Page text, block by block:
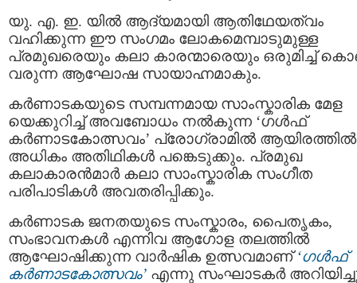
യു. എ. ഇ. യിൽ ആദ്യമായി ആതിഥേയത്വം
വഹിക്കുന്ന ഈ സംഗമം ലോകമെമ്പാടുമുള്ള
പ്രമുഖരെയും കലാ കാരന്മാരെയും ഒരുമിച്ച്
വരുന്ന ആഘോഷ സായാഹ്നമാകും.
കർണാടകയുടെ സമ്പന്നമായ സാംസ്കാരിക മേള
യെക്കുറിച്ച് അവബോധം നൽകുന്ന ‘ഗൾഫ്
കർണാടകോത്സവം’ പ്രോഗ്രാമിൽ ആയിരത്തിൽ
അധികം അതിഥികൾ പങ്കെടുക്കും. പ്രമുഖ
കലാകാരൻമാർ കലാ സാംസ്കാരിക സംഗീത
പരിപാടികൾ അവതരിപ്പിക്കും.
കർണാടക ജനതയുടെ സംസ്കാരം, പൈതൃകം,
സംഭാവനകൾ എന്നിവ ആഗോള തലത്തിൽ
ആഘോഷിക്കുന്ന വാർഷിക ഉത്സവമാണ്‘ഗൾഫ്
കർണാടകോത്സവം’ എന്നു സംഘാടകര്‍